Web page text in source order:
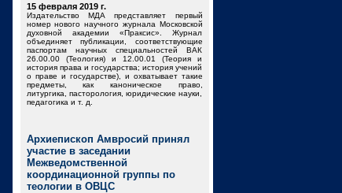
15 февраля 2019 г.
Издательство МДА представляет первый
номер нового научного журнала Московской
духовной академии «Праксис». Журнал
объединяет публикации, соответствующие
паспортам научных специальностей ВАК
26.00.00 (Теология) и 12.00.01 (Теория и
история права и государства; история учений
о праве и государстве), и охватывает такие
предметы, как каноническое право,
литургика, пасторология, юридические науки,
педагогика и т. д.
Архиепископ Амвросий принял
участие в заседании
Межведомственной
координационной группы по
теологии в ОВЦС